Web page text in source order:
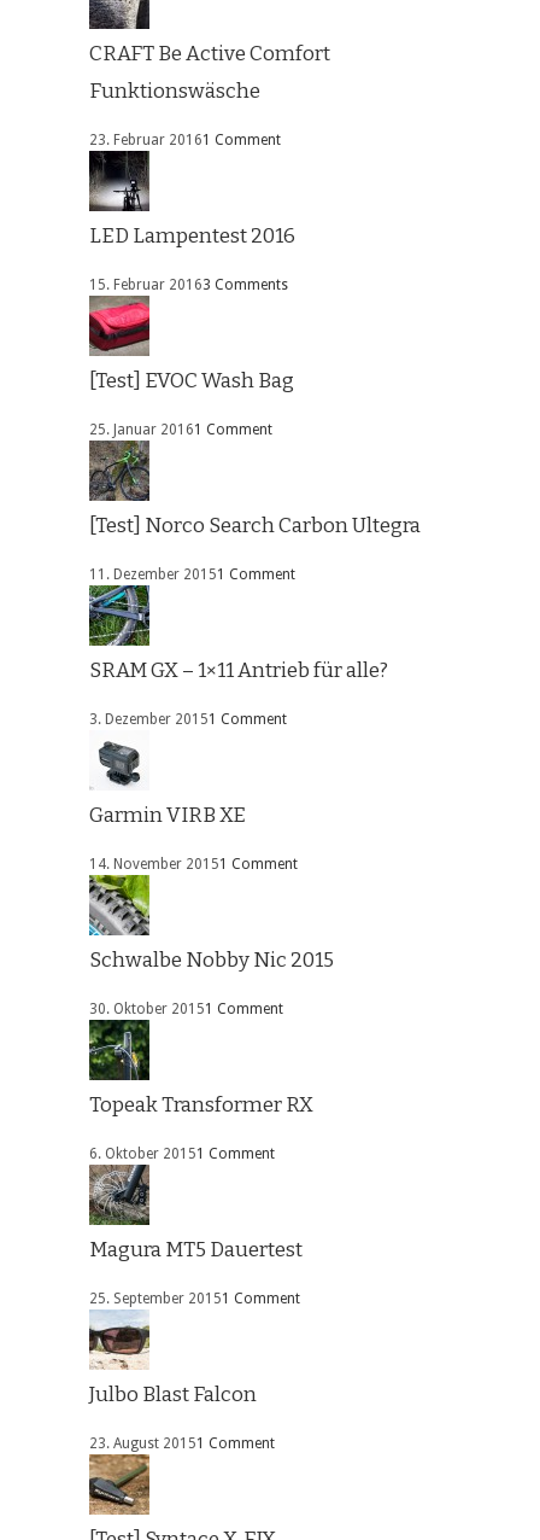
CRAFT Be Active Comfort
Funktionswäsche
23. Februar 20161 Comment
LED Lampentest 2016
15. Februar 20163 Comments
[Test] EVOC Wash Bag
25. Januar 20161 Comment
[Test] Norco Search Carbon Ultegra
11. Dezember 20151 Comment
SRAM GX – 1×11 Antrieb für alle?
3. Dezember 20151 Comment
Garmin VIRB XE
14. November 20151 Comment
Schwalbe Nobby Nic 2015
30. Oktober 20151 Comment
Topeak Transformer RX
6. Oktober 20151 Comment
Magura MT5 Dauertest
25. September 20151 Comment
Julbo Blast Falcon
23. August 20151 Comment